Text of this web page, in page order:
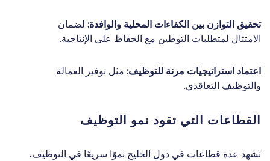
تحقيق التوازن بين الكفاءات المحلية والوافدة: لضمان
الامتثال لمتطلبات التوطين مع الحفاظ على الإنتاجية.
اعتماد استراتيجيات مرنة للتوظيف: مثل توفير العمالة
والتوظيف التعاقدي.
القطاعات التي تقود نمو التوظيف
تشهد عدة قطاعات في دول الخليج نموًا سريعًا في التوظيف،